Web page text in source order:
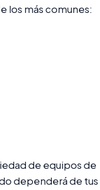
los más comunes:
de equipos de
dependerá de tus